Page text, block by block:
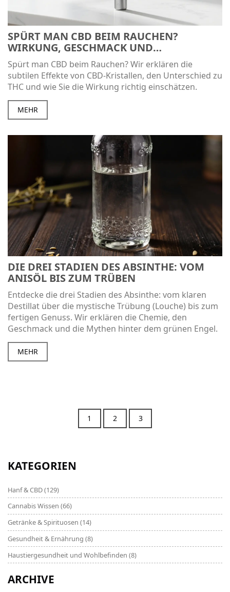
SPÜRT MAN CBD BEIM RAUCHEN?
WIRKUNG, GESCHMACK UND
UNTERSCHIEDE ZU THC
Spürt man CBD beim Rauchen? Wir erklären die
subtilen Effekte von CBD-Kristallen, den Unterschied zu
THC und wie Sie die Wirkung richtig einschätzen.
MEHR
DIE DREI STADIEN DES ABSINTHE: VOM
ANISÖL BIS ZUM TRÜBEN
Entdecke die drei Stadien des Absinthe: vom klaren
Destillat über die mystische Trübung (Louche) bis zum
fertigen Genuss. Wir erklären die Chemie, den
Geschmack und die Mythen hinter dem grünen Engel.
MEHR
1 2 3
KATEGORIEN
Hanf & CBD(129)
Cannabis Wissen (66)
Getränke & Spirituosen (14)
Gesundheit & Ernährung (8)
Haustiergesundheit und Wohlbefinden (8)
ARCHIVE